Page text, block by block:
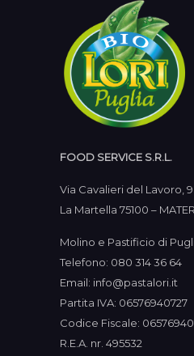
FOOD SERVICE S.R.L.
Via Cavalieri del Lavoro, 9
La Martella 75100 –
Molino e Pastificio di
Telefono: 080 314 36 64
Email: info@pastalori.it
Partita IVA: 06576940727
Codice Fiscale:
R.E.A. nr. 495532